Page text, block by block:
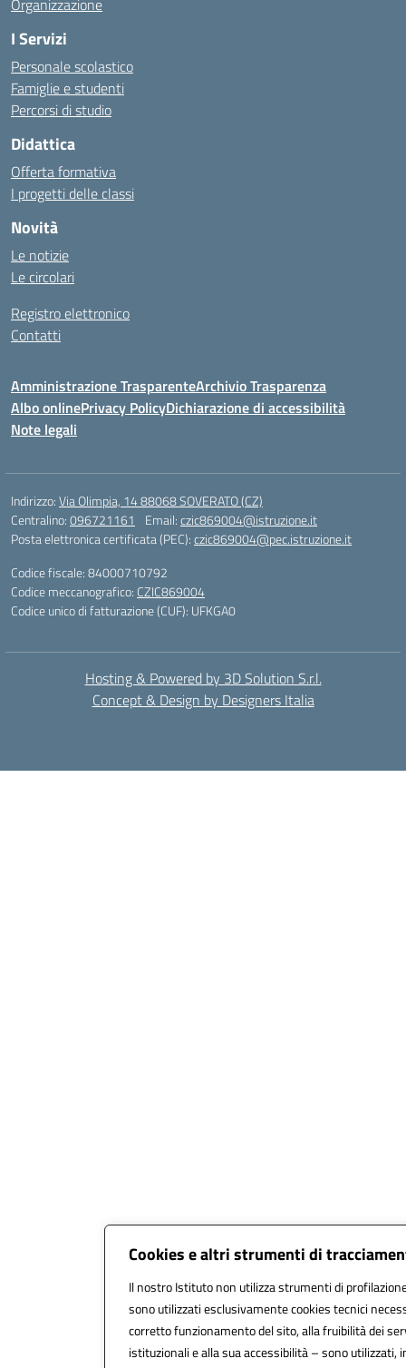
Cookies e altri strumenti di
Il nostro Istituto non utilizza strumenti di
sono utilizzati esclusivamente cookies tecnici
corretto funzionamento del sito, alla fruibilità dei
istituzionali e alla sua accessibilità – sono utilizzati,
Organizzazione
I Servizi
Personale scolastico
Famiglie e studenti
Percorsi di studio
Didattica
Offerta formativa
I progetti delle classi
Novità
Le notizie
Le circolari
Registro elettronico
Contatti
Amministrazione TrasparenteArchivio Trasparenza
Albo onlinePrivacy PolicyDichiarazione di accessibilità
Note legali
Indirizzo:Via Olimpia, 14 88068 SOVERATO (CZ)
Centralino:096721161 Email:czic869004@istruzione.it
Posta elettronica certificata (PEC):czic869004@pec.istruzione.it
Codice fiscale: 84000710792
Codice meccanografico: CZIC869004
Codice unico di fatturazione (CUF): UFKGA0
Hosting & Powered by 3D Solution S.r.l.
Concept & Design by Designers Italia